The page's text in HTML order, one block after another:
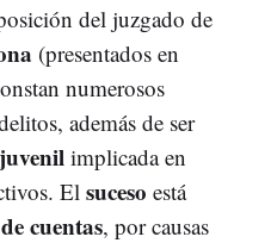
del juzgado de
(presentados en
numerosos
además de ser
implicada en
El suceso está
cuentas, por causas